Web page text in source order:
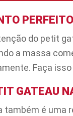
PERFEITO
do petit
a massa
Faça
GATEAU
também é uma